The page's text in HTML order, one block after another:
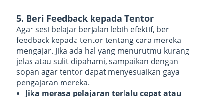
5. Beri Feedback kepada Tentor
Agar sesi belajar berjalan lebih efektif, beri
feedback kepada tentor tentang cara mereka
mengajar. Jika ada hal yang menurutmu kurang
jelas atau sulit dipahami, sampaikan dengan
sopan agar tentor dapat menyesuaikan gaya
pengajaran mereka.
Jika merasa pelajaran terlalu cepat atau